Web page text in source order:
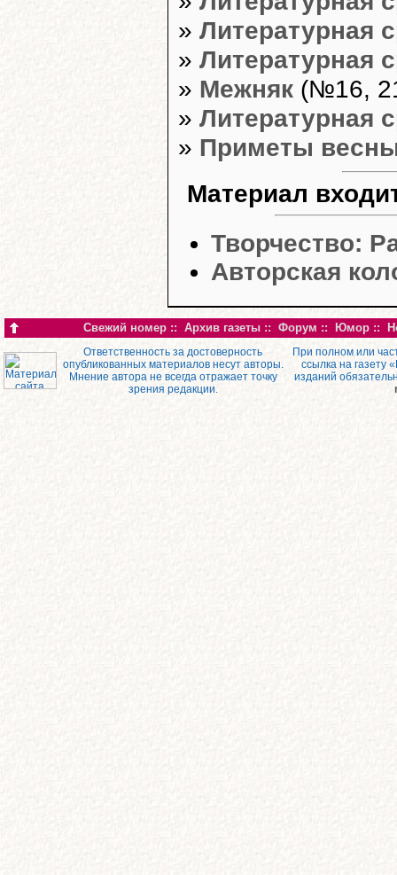
» Литературная
» Литературная
» Межняк (№16,
» Литературная
» Приметы
Материал
Творчество:
Авторская
Свежий номер :: Архив газеты :: Форум :: Юмор ::
Ответственность за достоверность
опубликованных материалов несут авторы.
Мнение автора не всегда отражает точку
зрения редакции.
При полном или
ссылка на газету
изданий